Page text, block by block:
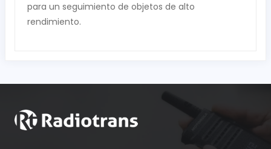
para un seguimiento de objetos de alto
rendimiento.